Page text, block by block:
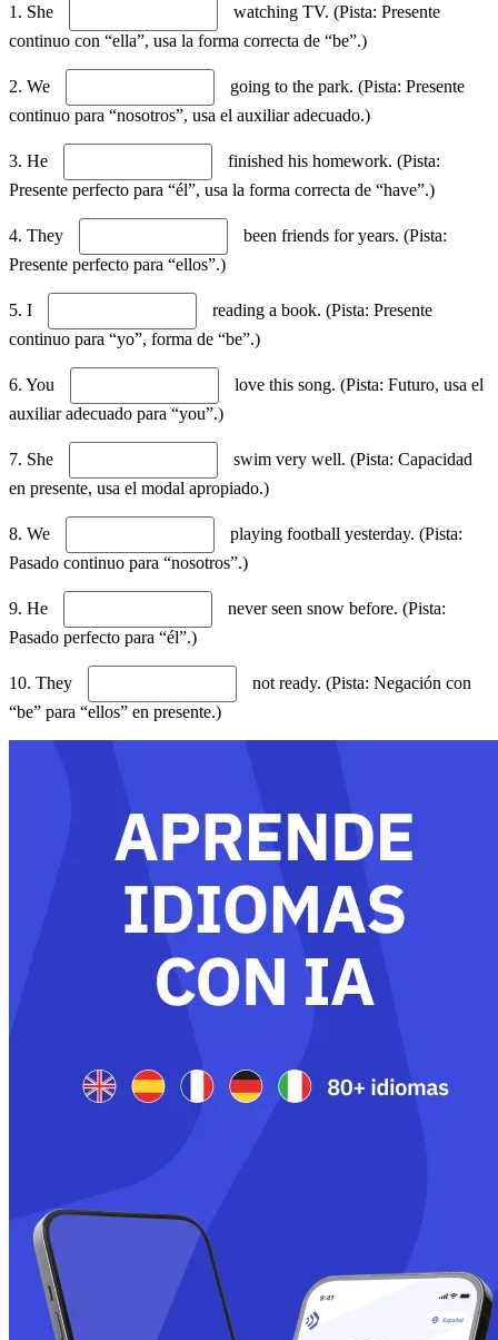
1. She
watching TV. (Pista: Presente
continuo con “ella”, usa la forma correcta de “be”.)
2. We
going to the park. (Pista: Presente
continuo para “nosotros”, usa el auxiliar adecuado.)
3. He
finished his homework. (Pista:
Presente perfecto para “él”, usa la forma correcta de “have”.)
4. They
been friends for years. (Pista:
Presente perfecto para “ellos”.)
5. I
reading a book. (Pista: Presente
continuo para “yo”, forma de “be”.)
6. You
love this song. (Pista: Futuro, usa el
auxiliar adecuado para “you”.)
7. She
swim very well. (Pista: Capacidad
en presente, usa el modal apropiado.)
8. We
playing football yesterday. (Pista:
Pasado continuo para “nosotros”.)
9. He
never seen snow before. (Pista:
Pasado perfecto para “él”.)
10. They
not ready. (Pista: Negación con
“be” para “ellos” en presente.)